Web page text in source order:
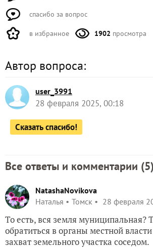
спасибо за вопрос
в избранное 1902 просмотра
Автор вопроса:
user_3991
28 февраля 2025, 00:18
Сказать спасибо!
Все ответы и комментарии (5)
NatashaNovikova
Наталья
Томск 28 февраля
То есть, вся земля муниципальная?
обратиться в органы местной
захват земельного участка соседом.